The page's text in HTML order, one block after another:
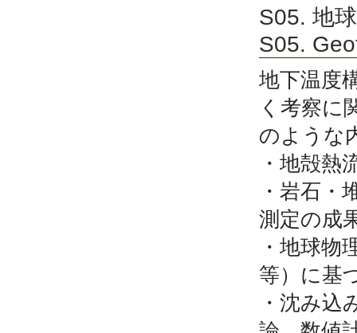
S05. 地
S05.
地下温度
く考察に
のような
・地殻熱
・岩石・
測定の成
・地球物
等）に基
・沈み込